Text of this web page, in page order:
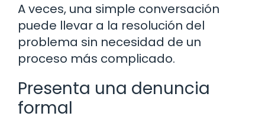
A veces, una simple conversación
puede llevar a la resolución del
problema sin necesidad de un
proceso más complicado.
Presenta una denuncia
formal